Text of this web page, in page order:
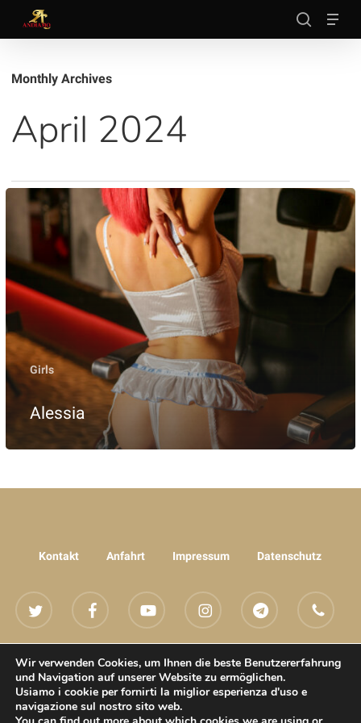
main
search
Monthly Archives
April 2024
Alessia
Girls
Alessia
Kontakt Anfahrt Impressum Datenschutz
twitter facebook youtube instagram telegram phone
email
Wir verwenden Cookies, um Ihnen die beste Benutzererfahrung
und Navigation auf unserer Website zu ermöglichen.
Usiamo i cookie per fornirti la miglior esperienza d'uso e
navigazione sul nostro sito web.